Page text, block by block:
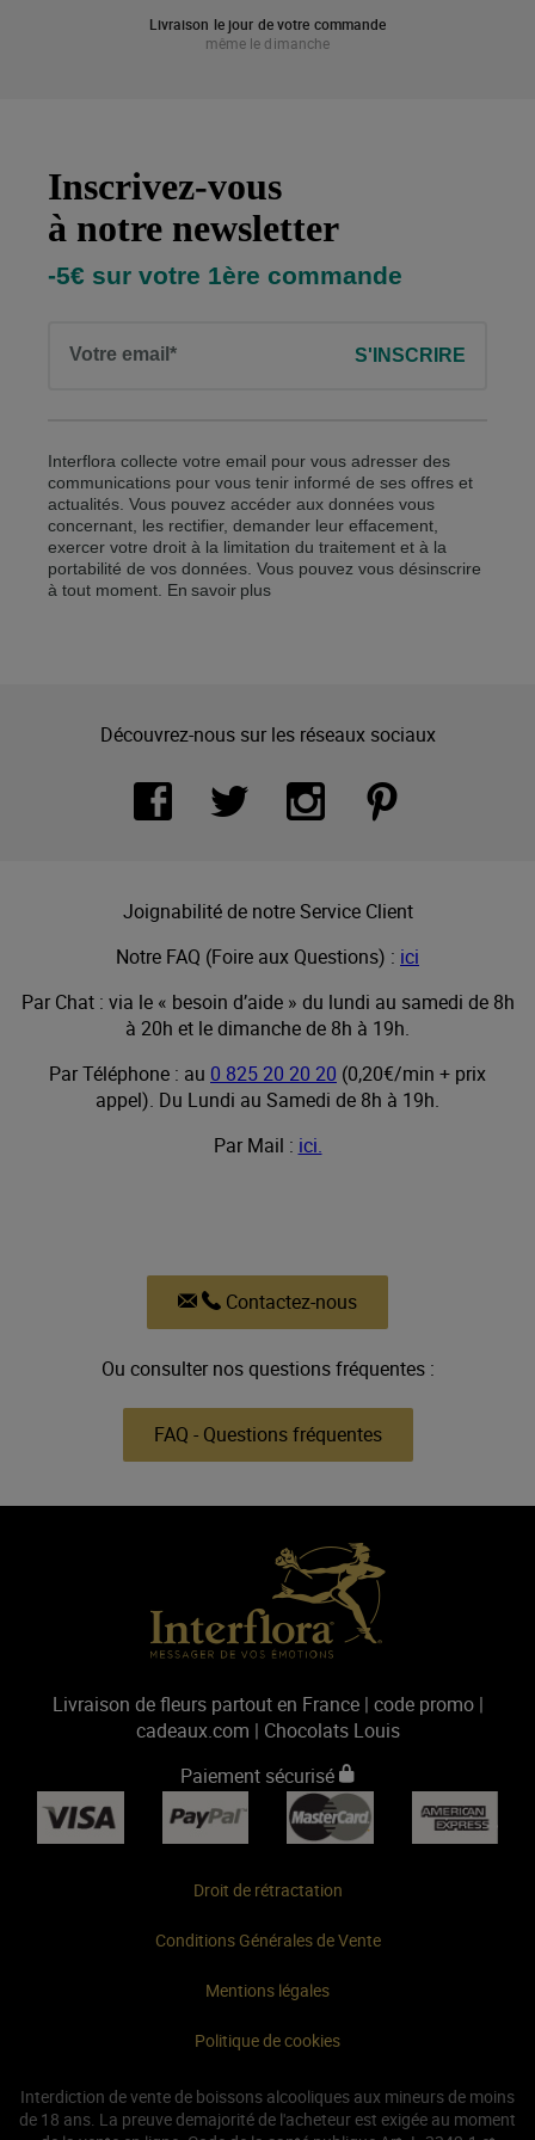
Livraison le jour de votre commande
même le dimanche
Inscription à la newsletter
Inscrivez-vous
à notre newsletter
-5€ sur votre 1ère commande
Votre email* S'INSCRIRE
Interflora collecte votre email pour vous adresser des
communications pour vous tenir informé de ses offres et
actualités. Vous pouvez accéder aux données vous
concernant, les rectifier, demander leur effacement,
exercer votre droit à la limitation du traitement et à la
portabilité de vos données. Vous pouvez vous désinscrire
à tout moment. En savoir plus
Découvrez-nous sur les réseaux sociaux
Joignabilité de notre Service Client
Notre FAQ (Foire aux Questions) : ici
Par Chat : via le « besoin d’aide » du lundi au samedi de 8h
à 20h et le dimanche de 8h à 19h.
Par Téléphone : au 0 825 20 20 20 (0,20€/min + prix
appel). Du Lundi au Samedi de 8h à 19h.
Par Mail : ici.
Contactez-nous
Ou consulter nos questions fréquentes :
FAQ - Questions fréquentes
Livraison de fleurs partout en France| code promo|
cadeaux.com | Chocolats Louis
Paiement sécurisé
Droit de rétractation
Conditions Générales de Vente
Mentions légales
Politique de cookies
Interdiction de vente de boissons alcooliques aux mineurs de moins
de 18 ans. La preuve demajorité de l'acheteur est exigée au moment